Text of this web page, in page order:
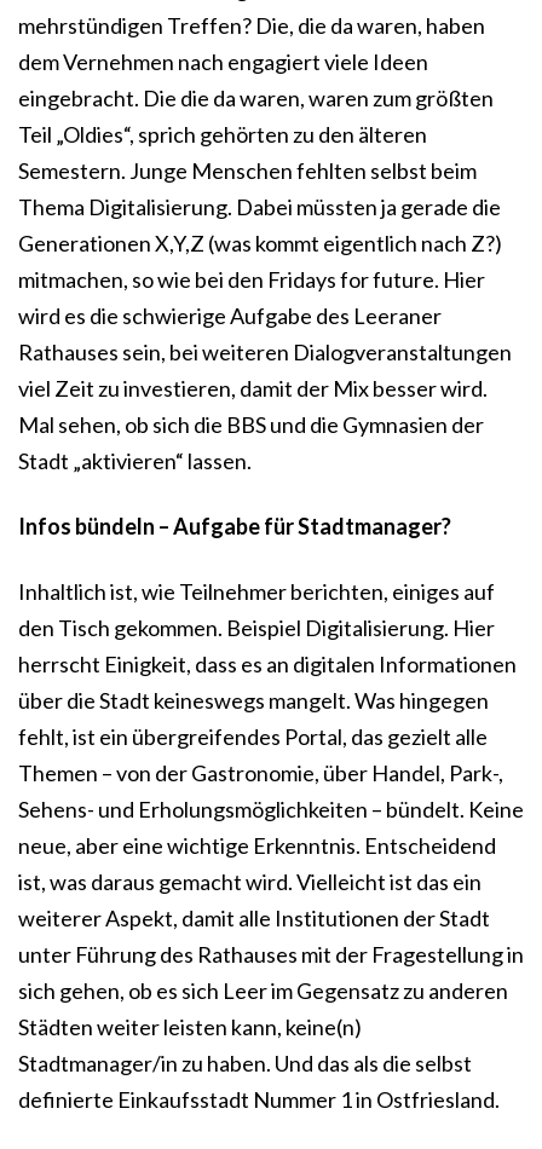
mehrstündigen Treffen? Die, die da waren, haben
dem Vernehmen nach engagiert viele Ideen
eingebracht. Die die da waren, waren zum größten
Teil „Oldies“, sprich gehörten zu den älteren
Semestern. Junge Menschen fehlten selbst beim
Thema Digitalisierung. Dabei müssten ja gerade die
Generationen X,Y,Z (was kommt eigentlich nach Z?)
mitmachen, so wie bei den Fridays for future. Hier
wird es die schwierige Aufgabe des Leeraner
Rathauses sein, bei weiteren Dialogveranstaltungen
viel Zeit zu investieren, damit der Mix besser wird.
Mal sehen, ob sich die BBS und die Gymnasien der
Stadt „aktivieren“ lassen.
Infos bündeln – Aufgabe für Stadtmanager?
Inhaltlich ist, wie Teilnehmer berichten, einiges auf
den Tisch gekommen. Beispiel Digitalisierung. Hier
herrscht Einigkeit, dass es an digitalen Informationen
über die Stadt keineswegs mangelt. Was hingegen
fehlt, ist ein übergreifendes Portal, das gezielt alle
Themen – von der Gastronomie, über Handel, Park-,
Sehens- und Erholungsmöglichkeiten – bündelt. Keine
neue, aber eine wichtige Erkenntnis. Entscheidend
ist, was daraus gemacht wird. Vielleicht ist das ein
weiterer Aspekt, damit alle Institutionen der Stadt
unter Führung des Rathauses mit der Fragestellung in
sich gehen, ob es sich Leer im Gegensatz zu anderen
Städten weiter leisten kann, keine(n)
Stadtmanager/in zu haben. Und das als die selbst
definierte Einkaufsstadt Nummer 1 in Ostfriesland.